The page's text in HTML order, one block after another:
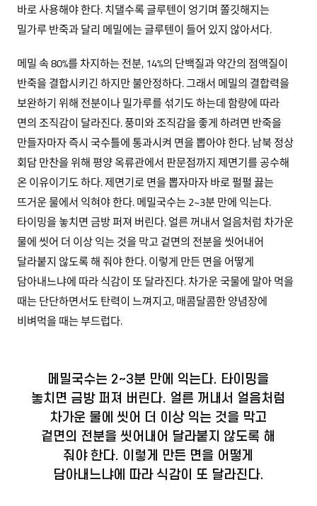
바로 사용해야 한다. 치댈수록 글루텐이 엉기며 쫄깃해지는
밀가루 반죽과 달리 메밀에는 글루텐이 들어 있지 않아서다.
메밀 속 80%를 차지하는 전분, 14%의 단백질과 약간의 점액질이
반죽을 결합시키긴 하지만 불안정하다. 그래서 메밀의 결합력을
보완하기 위해 전분이나 밀가루를 섞기도 하는데 함량에 따라
면의 조직감이 달라진다. 풍미와 조직감을 좋게 하려면 반죽을
만들자마자 즉시 국수틀에 통과시켜 면을 뽑아야 한다. 남북 정상
회담 만찬을 위해 평양 옥류관에서 판문점까지 제면기를 공수해
온 이유이기도 하다. 제면기로 면을 뽑자마자 바로 펄펄 끓는
뜨거운 물에서 익혀야 한다. 메밀국수는 2~3분 만에 익는다.
타이밍을 놓치면 금방 퍼져 버린다. 얼른 꺼내서 얼음처럼 차가운
물에 씻어 더 이상 익는 것을 막고 겉면의 전분을 씻어내어
달라붙지 않도록 해 줘야 한다. 이렇게 만든 면을 어떻게
담아내느냐에 따라 식감이 또 달라진다. 차가운 국물에 말아 먹을
때는 단단하면서도 탄력이 느껴지고, 매콤달콤한 양념장에
비벼먹을 때는 부드럽다.
메밀국수는 2~3분 만에 익는다. 타이밍을
놓치면 금방 퍼져 버린다. 얼른 꺼내서 얼음처럼
차가운 물에 씻어 더 이상 익는 것을 막고
겉면의 전분을 씻어내어 달라붙지 않도록 해
줘야 한다. 이렇게 만든 면을 어떻게
담아내느냐에 따라 식감이 또 달라진다.